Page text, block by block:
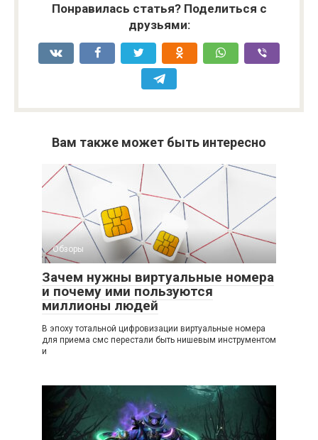
Понравилась статья? Поделиться с
друзьями:
Вам также может быть интересно
Обзоры
Зачем нужны виртуальные номера
и почему ими пользуются
миллионы людей
В эпоху тотальной цифровизации виртуальные номера
для приема смс перестали быть нишевым инструментом
и